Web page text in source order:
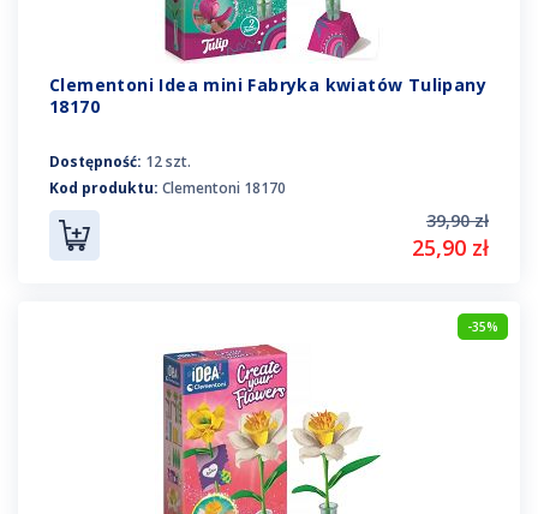
Clementoni Idea mini Fabryka kwiatów Tulipany
18170
Dostępność: 12 szt.
Kod produktu: Clementoni 18170
39,90 zł
25,90 zł
-35%